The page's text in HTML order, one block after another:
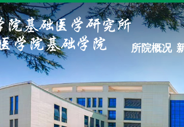
所院概况